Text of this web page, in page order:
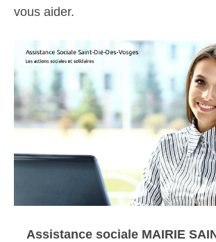
vous aider.
Assistance sociale MAIRIE